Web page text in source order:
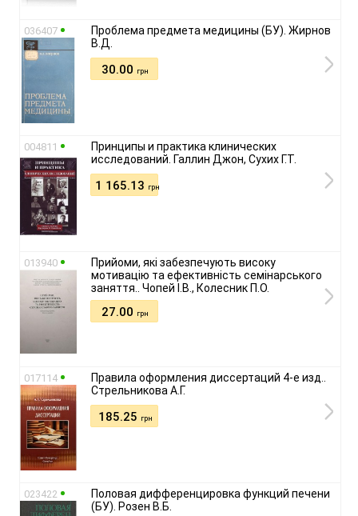
036407
Проблема предмета медицины (БУ). Жирнов
В.Д.
30.00 грн
004811
Принципы и практика клинических
исследований. Галлин Джон, Сухих Г.Т.
1 165.13 грн
013940
Прийоми, які забезпечують високу
мотивацію та ефективність семінарського
заняття.. Чопей І.В., Колесник П.О.
27.00 грн
017114
Правила оформления диссертаций 4-е изд..
Стрельникова А.Г.
185.25 грн
023422
Половая дифференцировка функций печени
(БУ). Розен В.Б.